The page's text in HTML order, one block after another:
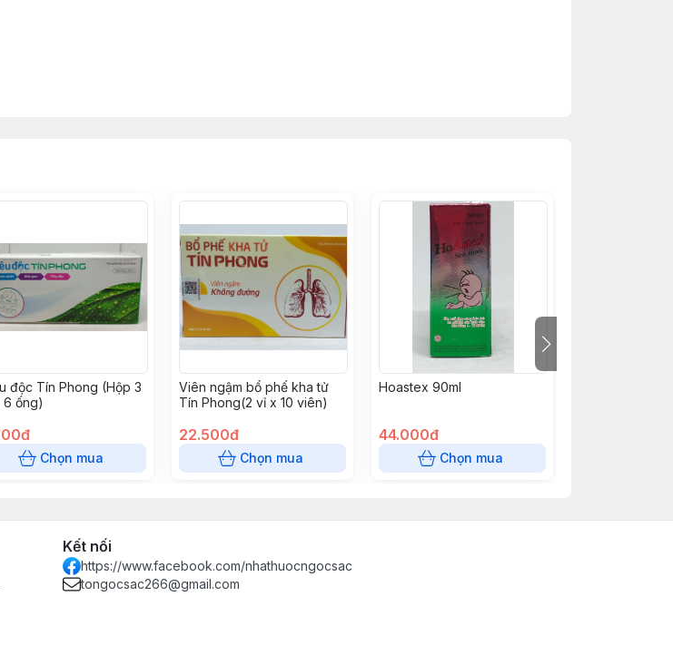
độc Tín Phong (Hộp 3
6 ống)
Chọn mua
Viên ngậm bổ phế kha tử
Tín Phong(2 vỉ x 10 viên)
22.500đ
Chọn mua
Hoastex 90ml
44.000đ
Chọn mua
Kết nối
https://www.facebook.com/nhathuocngocsac
tongocsac266@gmail.com